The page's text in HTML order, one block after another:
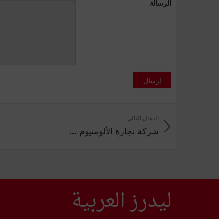
الرسالة
إرسال
المقال التالي
شركة نجارة الألومنيوم ...
ليدرز العربية